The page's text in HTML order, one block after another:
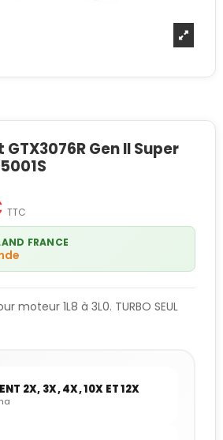
Gen II Super
TTC
FRANCE
moteur 1L8 à 3L0. TURBO SEUL
2X, 3X, 4X, 10X ET 12X